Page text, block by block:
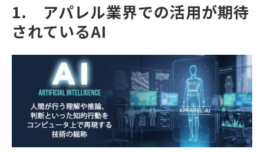
1.　アパレル業界での活用が期待
されているAI